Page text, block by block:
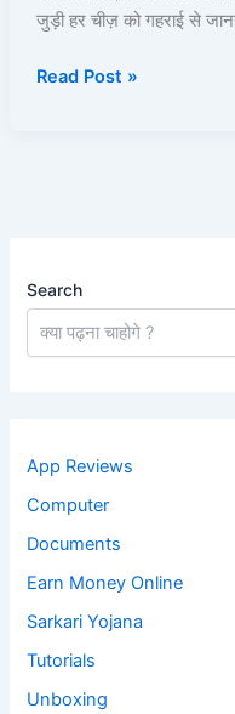
जुड़ी हर चीज़ को गहराई से
Return,
Plus,
जानकारी
Read Post »
Search
App Reviews
Computer
Documents
Earn Money Online
Sarkari Yojana
Tutorials
Unboxing